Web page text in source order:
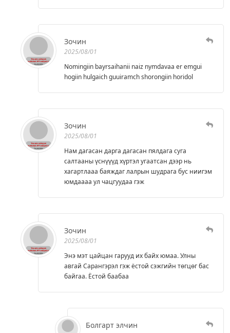
Зочин
2025/08/01
Nomingiin bayrsaihanii naiz nymdavaa er emgui
hogiin hulgaich guuiramch shorongiin horidol
Зочин
2025/08/01
Нам дагасан дарга дагасан пялдага суга
салтааны үснүүүд хүртэл угаатсан дээр нь
хагартлааа баяждаг лалрын шудрага бус ниигэм
юмдаааа ул чацгуудаа гэж
Зочин
2025/08/01
Энэ мэт цайцан гарууд их байх юмаа. Улны
авгай Сарангэрэл гэж ёстой сэжгийн төгцөг бас
байгаа. Ёстой баабаа
Болгарт элчин